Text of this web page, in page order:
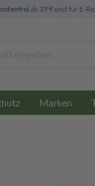
ab 29 € und für E-
Marken